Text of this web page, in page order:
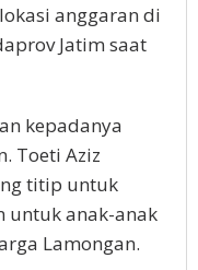
anggaran di
Jatim saat
kepadanya
Toeti Aziz
titip untuk
untuk anak-anak
Lamongan.